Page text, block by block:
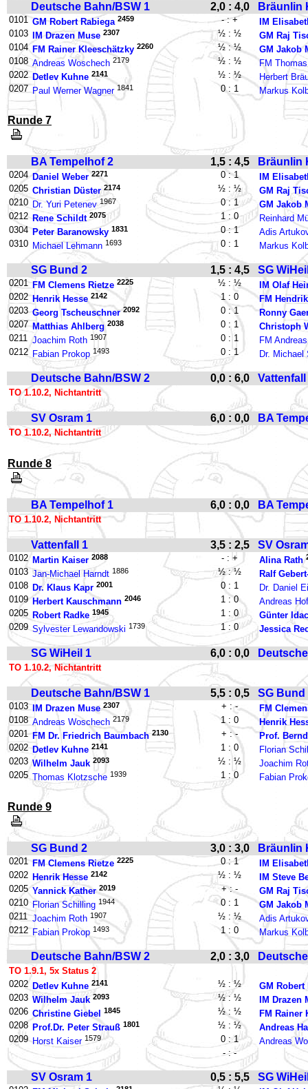
Deutsche Bahn/BSW 1 2,0 : 4,0 Bräunlin
0101 GM Robert Rabiega 2459 - : +
IM
0103
IM Drazen Muse 2307 ½ : ½
GM Raj
0104 FM Rainer Kleeschätzky 2260 ½ : ½
GM Jakob
0108 Andreas Woschech 2179 ½ : ½
FM
0202 Detlev Kuhne 2141 ½ : ½
Herbert
0207 Paul Werner Wagner 1841 0 : 1 Markus
Runde 7
BA Tempelhof 2 1,5 : 4,5 Bräunlin
0204 Daniel Weber 2271 0 : 1
IM
0205 Christian Düster 2174 ½ : ½
GM Raj
0210 Dr. Yuri Petenev 1967 0 : 1
GM Jakob
0212 Rene Schildt 2075 1 : 0
Reinhard
0304 Peter Baranowsky 1831 0 : 1
Adis
0310 Michael Lehmann 1693 0 : 1 Markus
SG Bund 2 1,5 : 4,5 SG
0201 FM Clemens Rietze 2225 ½ : ½
IM Olaf
0202 Henrik Hesse 2142 1 : 0
FM
0203 Georg Tscheuschner 2092 0 : 1
Ronny
0207 Matthias Ahlberg 2038 0 : 1
Christoph
0211 Joachim Roth 1907 0 : 1
FM
0212 Fabian Prokop 1493 0 : 1 Dr. Michael
Deutsche Bahn/BSW 2 0,0 : 6,0 Vattenfall
TO 1.10.2, Nichtantritt
SV Osram 1 6,0 : 0,0 BA
TO 1.10.2, Nichtantritt
Runde 8
BA Tempelhof 1 6,0 : 0,0 BA
TO 1.10.2, Nichtantritt
Vattenfall 1 3,5 : 2,5 SV
0102 Martin Kaiser 2088 - : + Alina Rath
0103 Jan-Michael Harndt 1886 ½ : ½
Ralf
0108 Dr. Klaus Kapr 2001 0 : 1
Dr. Daniel
0109 Herbert Kauschmann 2046 1 : 0
Andreas
0205 Robert Radke 1945 1 : 0
Günter
0209 Sylvester Lewandowski 1739 1 : 0 Jessica
SG WiHeil 1 6,0 : 0,0
TO 1.10.2, Nichtantritt
Deutsche Bahn/BSW 1 5,5 : 0,5 SG Bund
0103 IM Drazen Muse 2307 + : -
FM
0108 Andreas Woschech 2179 1 : 0
Henrik
0201 FM Dr. Friedrich Baumbach 2130 + : -
Prof.
0202 Detlev Kuhne 2141 1 : 0
Florian
0203 Wilhelm Jauk 2093 ½ : ½
Joachim
0205 Thomas Klotzsche 1939 1 : 0 Fabian
Runde 9
SG Bund 2 3,0 : 3,0 Bräunlin
0201 FM Clemens Rietze 2225 0 : 1
IM
0202 Henrik Hesse 2142 ½ : ½
IM Steve
0205 Yannick Kather 2019 + : -
GM Raj
0210 Florian Schilling 1944 0 : 1
GM Jakob
0211 Joachim Roth 1907 ½ : ½
Adis
0212 Fabian Prokop 1493 1 : 0 Markus
Deutsche Bahn/BSW 2 2,0 : 3,0
TO 1.9.1, 5x Status 2
0202 Detlev Kuhne 2141 ½ : ½
GM Robert
0203 Wilhelm Jauk 2093 ½ : ½
IM Drazen
0206 Christine Giebel 1845 ½ : ½
FM Rainer
0208 Prof.Dr. Peter Strauß 1801 ½ : ½
Andreas
0209 Horst Kaiser 1579 0 : 1
Andreas
- : -
SV Osram 1 0,5 : 5,5 SG